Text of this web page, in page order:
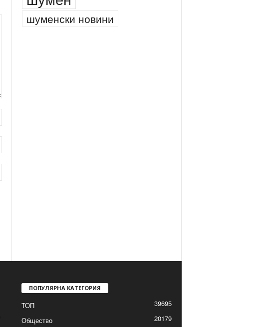
шуменски новини
ПОПУЛЯРНА КАТЕГОРИЯ
ТОП
39695
Общество
20179